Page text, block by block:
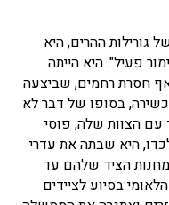
של גורילות ההרים, היא
פעיל". היא הייתה
חסרת רחמים, שביצעה
בסופו של דבר לא
עם הצוות שלה, פוסי
היא שבתה את עדרי
הציד שלהם עד
בסיוע לציידים